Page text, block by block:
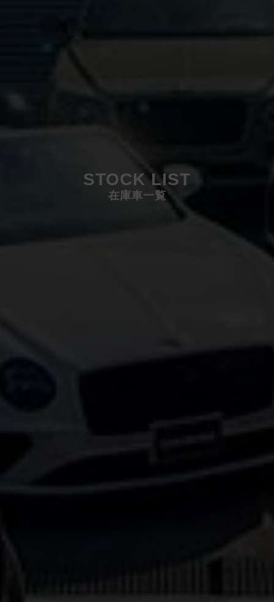
STOCK LIST
在庫車一覧